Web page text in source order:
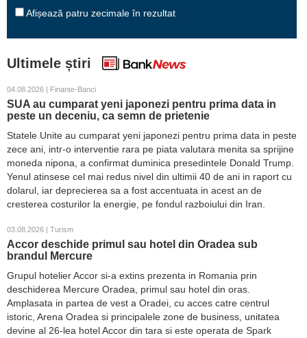
Afișează patru zecimale în rezultat
Ultimele știri
04.08.2026 | Finante-Banci
SUA au cumparat yeni japonezi pentru prima data in
peste un deceniu, ca semn de prietenie
Statele Unite au cumparat yeni japonezi pentru prima data in peste
zece ani, intr-o interventie rara pe piata valutara menita sa sprijine
moneda nipona, a confirmat duminica presedintele Donald Trump.
Yenul atinsese cel mai redus nivel din ultimii 40 de ani in raport cu
dolarul, iar deprecierea sa a fost accentuata in acest an de
cresterea costurilor la energie, pe fondul razboiului din Iran.
03.08.2026 | Turism
Accor deschide primul sau hotel din Oradea sub
brandul Mercure
Grupul hotelier Accor si-a extins prezenta in Romania prin
deschiderea Mercure Oradea, primul sau hotel din oras.
Amplasata in partea de vest a Oradei, cu acces catre centrul
istoric, Arena Oradea si principalele zone de business, unitatea
devine al 26-lea hotel Accor din tara si este operata de Spark